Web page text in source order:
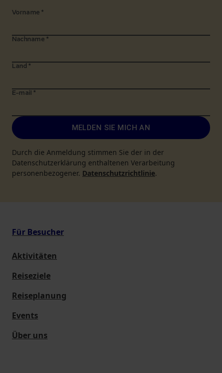
Vorname *
Nachname *
Land *
E-mail *
MELDEN SIE MICH AN
Durch die Anmeldung stimmen Sie der in der
Datenschutzerklärung enthaltenen Verarbeitung
personenbezogener. Datenschutzrichtlinie.
Für Besucher
Aktivitäten
Reiseziele
Reiseplanung
Events
Über uns